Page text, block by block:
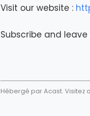
Visit our website :
Subscribe and
Hébergé par Acast. Visitez